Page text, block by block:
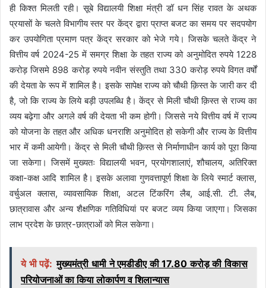
ही किश्त मिलती रही। सूबे विद्यालयी शिक्षा मंत्री डॉ धन सिंह रावत के अथक
प्रयासों के चलते विभागीय स्तर पर केंद्र द्वारा प्राप्त बजट का समय पर सदपयोग
कर उपयोगिता प्रमाण पत्र केंद्र सरकार को भेजे गये। जिसके चलते केंद्र ने
वित्तीय वर्ष 2024-25 में समग्र शिक्षा के तहत राज्य को अनुमोदित रुपये 1228
करोड़ जिसमे 898 करोड़ रुपये नवीन संस्तुति तथा 330 करोड़ रुपये विगत वर्षों
की देयता के रूप में शामिल है। इसके सापेक्ष राज्य को चौथी क़िस्त के जारी कर दी
है, जो कि राज्य के लिये बड़ी उपलब्धि है। केंद्र से मिली चौथी क़िस्त से राज्य का
व्यय बढ़ेगा और अगले वर्ष की देयता भी कम होगी। जिससे नये वित्तीय वर्ष में राज्य
को योजना के तहत और अधिक धनराशि अनुमोदित हो सकेगी और राज्य के वित्तीय
भार में कमी आयेगी। केंद्र से मिली चौथी क़िस्त से निर्माणाधीन कार्य को पूरा किया
जा सकेगा। जिसमें मुख्यतः विद्यालयी भवन, प्रयोगशालाएं, शौचालय, अतिरिक्त
कक्षा-कक्ष आदि शामिल है। इसके अलावा गुणवत्तापूर्ण शिक्षा के लिये स्मार्ट क्लास,
वर्चुअल क्लास, व्यावसायिक शिक्षा, अटल टिंकरिंग लैब, आई.सी. टी. लैब,
छात्रावास और अन्य शैक्षणिक गतिविधियां पर बजट व्यय किया जाएगा। जिसका
लाभ प्रदेश के छात्र-छात्राओं को मिल सकेगा।
ये भी पढ़ें: मुख्यमंत्री धामी ने एमडीडीए की 17.80 करोड़ की विकास
परियोजनाओं का किया लोकार्पण व शिलान्यास